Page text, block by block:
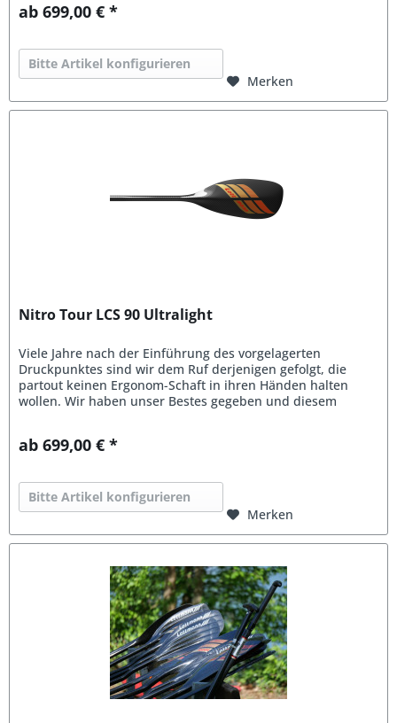
ab 699,00 € *
Bitte Artikel konfigurieren
Merken
Nitro Tour LCS 90 Ultralight
Viele Jahre nach der Einführung des vorgelagerten
Druckpunktes sind wir dem Ruf derjenigen gefolgt, die
partout keinen Ergonom-Schaft in ihren Händen halten
wollen. Wir haben unser Bestes gegeben und diesem
ab 699,00 € *
Bitte Artikel konfigurieren
Merken